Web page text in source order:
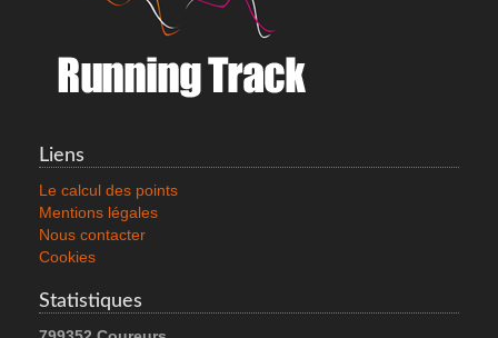
Liens
Le calcul des points
Mentions légales
Nous contacter
Cookies
Statistiques